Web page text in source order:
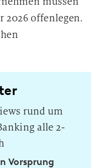
2026 offenlegen.
rund um
alle 2-
Vorsprung